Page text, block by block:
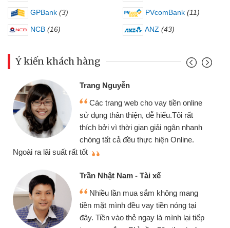
GPBank (3) PVcomBank (11)
NCB (16) ANZ (43)
Ý kiến khách hàng
cho vay tiền online
dễ hiểu.Tôi rất
giải ngân nhanh
hiện Online.
Tài xế
sắm không mang
vay tiền nóng tại
ngay là mình lại tiếp
Mình cần tiền gấp
chiếc xe wave nhưng
gói vay tiền bằng
cần gặp mặt nên rất
thiệu cho bạn bè biết
Cấn Văn Lực - Tạp
nhiều lúc cần vốn
đến website qua bạn
đã giải quyết được